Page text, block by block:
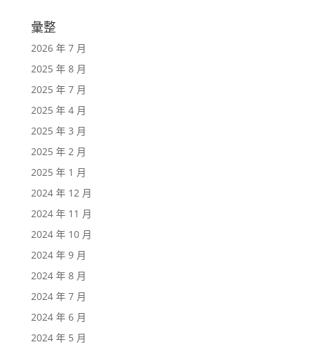
彙整
2026 年 7 月
2025 年 8 月
2025 年 7 月
2025 年 4 月
2025 年 3 月
2025 年 2 月
2025 年 1 月
2024 年 12 月
2024 年 11 月
2024 年 10 月
2024 年 9 月
2024 年 8 月
2024 年 7 月
2024 年 6 月
2024 年 5 月